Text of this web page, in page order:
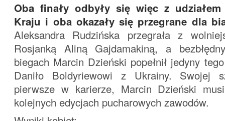
Oba finały odbyły się więc z udziałem
Kraju i oba okazały się przegrane dla
Aleksandra Rudzińska przegrała z
Rosjanką Aliną Gajdamakiną, a
biegach Marcin Dzieński popełnił jedyny
Daniło Boldyriewowi z Ukrainy. Swojej
pierwsze w karierze, Marcin Dzieński
kolejnych edycjach pucharowych zawodów.